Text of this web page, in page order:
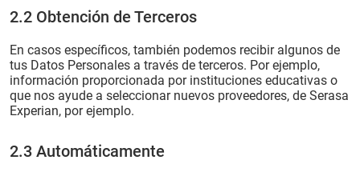
2.2 Obtención de Terceros
En casos específicos, también podemos recibir algunos de
tus Datos Personales a través de terceros. Por ejemplo,
información proporcionada por instituciones educativas o
que nos ayude a seleccionar nuevos proveedores, de Serasa
Experian, por ejemplo.
2.3 Automáticamente